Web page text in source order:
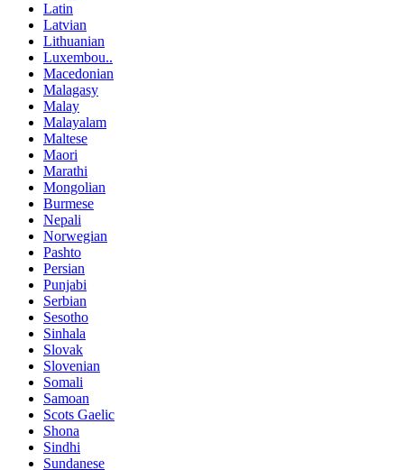
Latin
Latvian
Lithuanian
Luxembou..
Macedonian
Malagasy
Malay
Malayalam
Maltese
Maori
Marathi
Mongolian
Burmese
Nepali
Norwegian
Pashto
Persian
Punjabi
Serbian
Sesotho
Sinhala
Slovak
Slovenian
Somali
Samoan
Scots Gaelic
Shona
Sindhi
Sundanese